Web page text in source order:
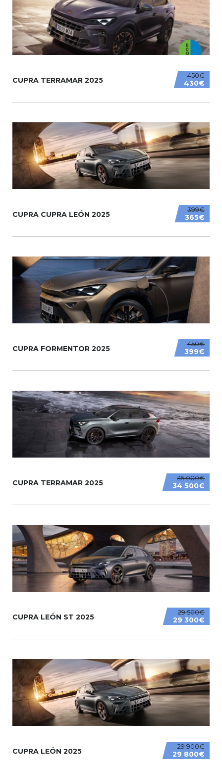
450€
430€
CUPRA TERRAMAR 2025
399€
365€
CUPRA CUPRA LEÓN 2025
450€
399€
CUPRA FORMENTOR 2025
35 000€
34 500€
CUPRA TERRAMAR 2025
29 500€
29 300€
CUPRA LEÓN ST 2025
29 900€
29 800€
CUPRA LEÓN 2025